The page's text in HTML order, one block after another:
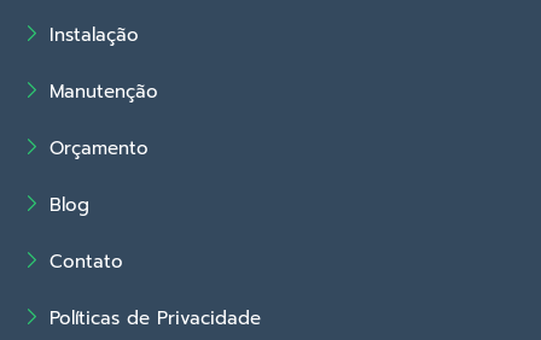
Instalação
Manutenção
Orçamento
Blog
Contato
Políticas de Privacidade